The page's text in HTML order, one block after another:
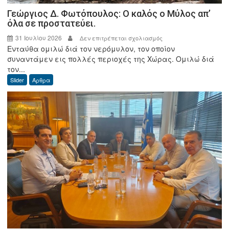
Γεώργιος Δ. Φωτόπουλος: Ο καλός ο Μύλος απ’
όλα σε προστατεύει.
31 Ιουλίου 2026 Δεν επιτρέπεται σχολιασμός
Γεώργιος
Δ.
καλός
Μύλος
απ’
όλα
σε
προστατεύει.
Ενταύθα ομιλώ διά τον νερόμυλον, τον οποίον
συναντάμεν εις πολλές περιοχές της Χώρας. Ομιλώ διά
τον...
Slider Άρθρα